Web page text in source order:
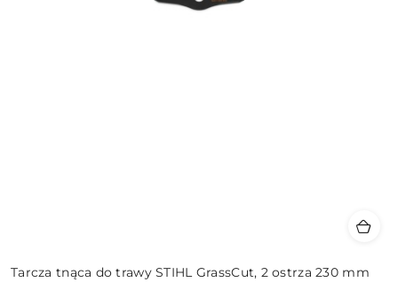
Tarcza tnąca do trawy STIHL GrassCut, 2 ostrza 230 mm